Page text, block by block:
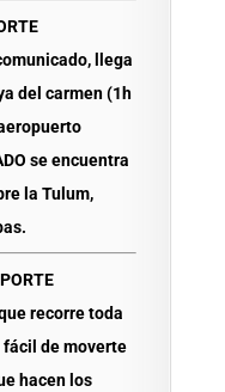
llega
del carmen (1h
se encuentra
la Tulum,
recorre toda
fácil de moverte
hacen los